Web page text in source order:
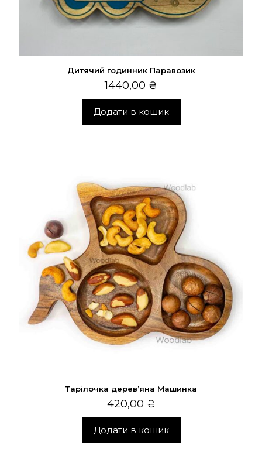
Дитячий годинник Паравозик
1440,00 ₴
Додати в кошик
Тарілочка дерев’яна Машинка
420,00 ₴
Додати в кошик